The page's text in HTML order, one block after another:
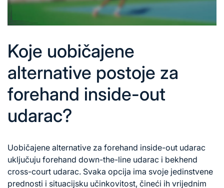
Koje uobičajene
alternative postoje za
forehand inside-out
udarac?
Uobičajene alternative za forehand inside-out udarac
uključuju forehand down-the-line udarac i bekhend
cross-court udarac. Svaka opcija ima svoje jedinstvene
prednosti i situacijsku učinkovitost, čineći ih vrijednim